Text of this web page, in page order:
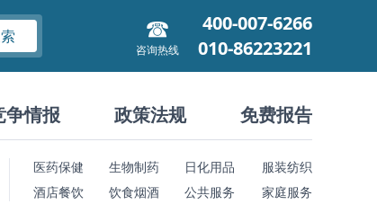
咨询热线
400-007-6266
010-86223221
争情报 政策法规 免费报告
医药保健 生物制药 日化用品
服装纺织
酒店餐饮
饮食烟酒 公共服务 家庭服务